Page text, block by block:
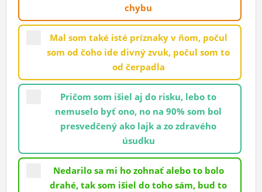
ROLETA
chybu
Mal som také isté príznaky v ňom, počul
som od čoho ide divný zvuk, počul som to
od čerpadla
Pričom som išiel aj do risku, lebo to
nemuselo byť ono, no na 90% som bol
presvedčený ako lajk a zo zdravého
úsudku
Nedarilo sa mi ho zohnať alebo to bolo
drahé, tak som išiel do toho sám, bud to